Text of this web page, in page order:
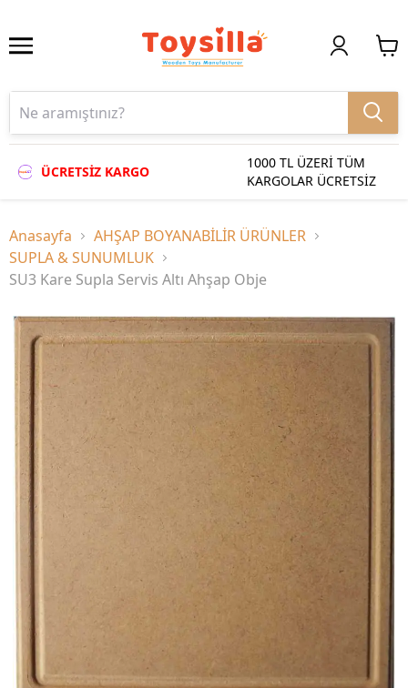
ÜCRETSİZ KARGO
1000 TL ÜZERİ TÜM
KARGOLAR ÜCRETSİZ
Anasayfa
AHŞAP BOYANABİLİR ÜRÜNLER
SUPLA & SUNUMLUK
SU3 Kare Supla Servis Altı Ahşap Obje